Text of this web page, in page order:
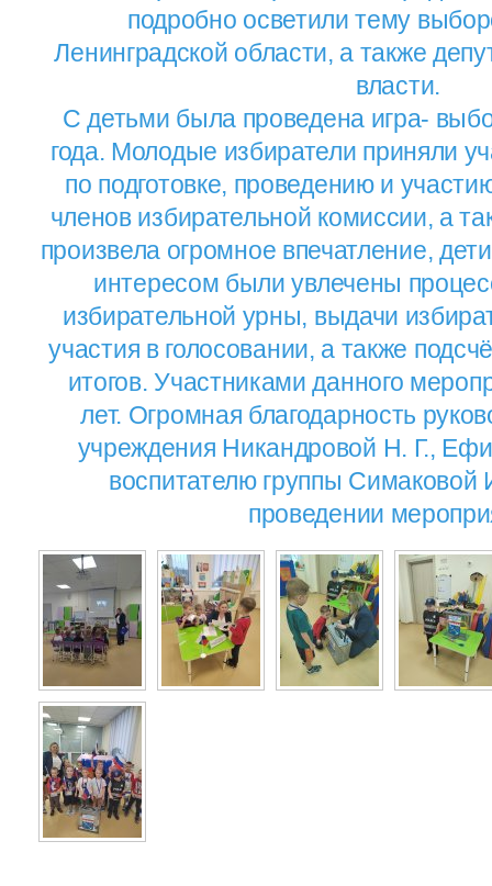
подробно осветили тему
Ленинградской области, а также
власти.
С детьми была проведена игра-
года. Молодые избиратели приняли
по подготовке, проведению и
членов избирательной комиссии, а
произвела огромное впечатление,
интересом были увлечены
избирательной урны, выдачи
участия в голосовании, а также
итогов. Участниками данного
лет. Огромная благодарность
учреждения Никандровой Н. Г.,
воспитателю группы
проведении